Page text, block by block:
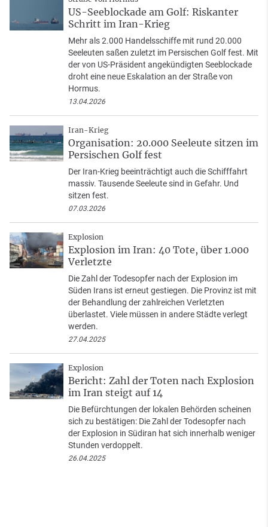
US-Seeblockade am Golf: Riskanter
Schritt im Iran-Krieg
Mehr als 2.000 Handelsschiffe mit rund 20.000
Seeleuten saßen zuletzt im Persischen Golf fest. Mit
der von US-Präsident angekündigten Seeblockade
droht eine neue Eskalation an der Straße von
Hormus.
13.04.2026
Iran-Krieg
Organisation: 20.000 Seeleute sitzen im
Persischen Golf fest
Der Iran-Krieg beeinträchtigt auch die Schifffahrt
massiv. Tausende Seeleute sind in Gefahr. Und
sitzen fest.
07.03.2026
Explosion
Explosion im Iran: 40 Tote, über 1.000
Verletzte
Die Zahl der Todesopfer nach der Explosion im
Süden Irans ist erneut gestiegen. Die Provinz ist mit
der Behandlung der zahlreichen Verletzten
überlastet. Viele müssen in andere Städte verlegt
werden.
27.04.2025
Explosion
Bericht: Zahl der Toten nach Explosion
im Iran steigt auf 14
Die Befürchtungen der lokalen Behörden scheinen
sich zu bestätigen: Die Zahl der Todesopfer nach
der Explosion in Südiran hat sich innerhalb weniger
Stunden verdoppelt.
26.04.2025